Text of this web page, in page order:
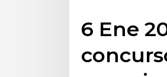
6 Ene